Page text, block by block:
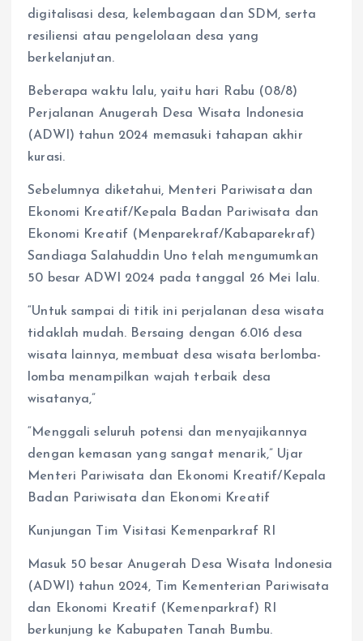
digitalisasi desa, kelembagaan dan SDM, serta
resiliensi atau pengelolaan desa yang
berkelanjutan.
Beberapa waktu lalu, yaitu hari Rabu (08/8)
Perjalanan Anugerah Desa Wisata Indonesia
(ADWI) tahun 2024 memasuki tahapan akhir
kurasi.
Sebelumnya diketahui, Menteri Pariwisata dan
Ekonomi Kreatif/Kepala Badan Pariwisata dan
Ekonomi Kreatif (Menparekraf/Kabaparekraf)
Sandiaga Salahuddin Uno telah mengumumkan
50 besar ADWI 2024 pada tanggal 26 Mei lalu.
“Untuk sampai di titik ini perjalanan desa wisata
tidaklah mudah. Bersaing dengan 6.016 desa
wisata lainnya, membuat desa wisata berlomba-
lomba menampilkan wajah terbaik desa
wisatanya,”
“Menggali seluruh potensi dan menyajikannya
dengan kemasan yang sangat menarik,” Ujar
Menteri Pariwisata dan Ekonomi Kreatif/Kepala
Badan Pariwisata dan Ekonomi Kreatif
Kunjungan Tim Visitasi Kemenparkraf RI
Masuk 50 besar Anugerah Desa Wisata Indonesia
(ADWI) tahun 2024, Tim Kementerian Pariwisata
dan Ekonomi Kreatif (Kemenparkraf) RI
berkunjung ke Kabupaten Tanah Bumbu.